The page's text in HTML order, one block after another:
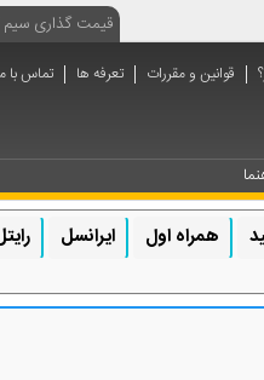
قیمت گذاری سیم
قوانین و مقررات تعرفه ها تماس با
همراه اول ایرانسل